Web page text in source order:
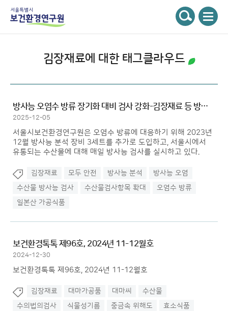
검색
김장재료에 대한 태그클라우드
방사능 오염수 방류 장기화 대비 검사 강화-김장재료 등 방사능 검사 ...
2025-12-05
서울시보건환경연구원은 오염수 방류에 대응하기 위해 2023년
12월 방사능 분석 장비 3세트를 추가로 도입하고, 서울시에서
유통되는 수산물에 대해 매일 방사능 검사를 실시하고 있다.
김장재료 모두 안전 방사능 분석
방사능 오염
수산물 방사능 검사
수산물검사항목 확대
오염수 방류
일본산 가공식품
보건환경톡톡 제96호, 2024년 11-12월호
2024-12-30
보건환경톡톡 제96호, 2024년 11-12월호
김장재료 대마가공품 대마씨
수산물
수의법의검사
식물성기름 중금속 위해도
효소식품